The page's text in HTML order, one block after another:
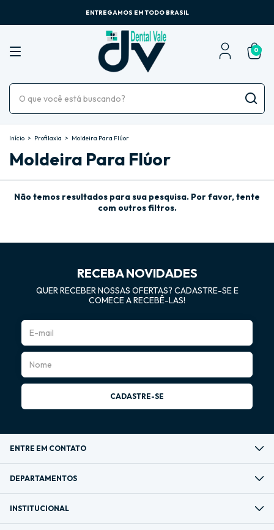
ENTREGAMOS EM TODO BRASIL
0
Início > Profilaxia > Moldeira Para Flúor
Moldeira Para Flúor
Não temos resultados para sua pesquisa. Por favor, tente
com outros filtros.
RECEBA NOVIDADES
QUER RECEBER NOSSAS OFERTAS? CADASTRE-SE E
COMECE A RECEBÊ-LAS!
ENTRE EM CONTATO
DEPARTAMENTOS
INSTITUCIONAL